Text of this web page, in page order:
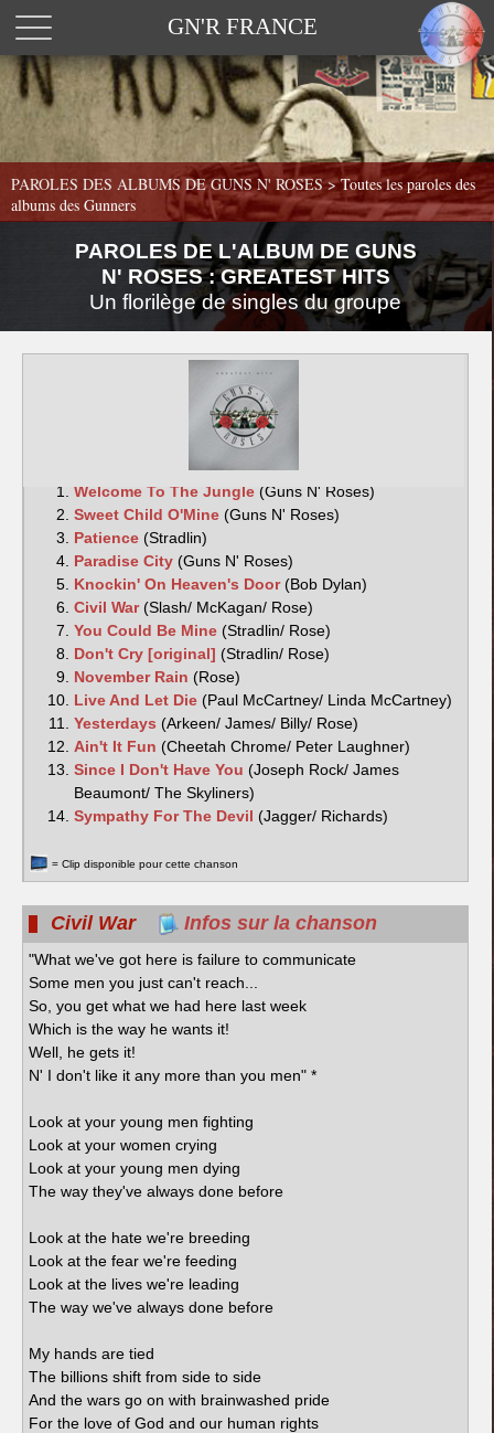
GN'R FRANCE
PAROLES DES ALBUMS DE GUNS N' ROSES >Toutes les paroles des
albums des Gunners
PAROLES DE L'ALBUM DE GUNS
N' ROSES : GREATEST HITS
Un florilège de singles du groupe
Welcome To The Jungle(Guns N' Roses)
Sweet Child O'Mine(Guns N' Roses)
Patience(Stradlin)
Paradise City(Guns N' Roses)
Knockin' On Heaven's Door(Bob Dylan)
Civil War(Slash/ McKagan/ Rose)
You Could Be Mine(Stradlin/ Rose)
Don't Cry [original](Stradlin/ Rose)
November Rain(Rose)
Live And Let Die(Paul McCartney/ Linda McCartney)
Yesterdays(Arkeen/ James/ Billy/ Rose)
Ain't It Fun(Cheetah Chrome/ Peter Laughner)
Since I Don't Have You(Joseph Rock/ James
Beaumont/ The Skyliners)
Sympathy For The Devil(Jagger/ Richards)
= Clip disponible pour cette chanson
Civil War Infos sur la chanson
"What we've got here is failure to communicate
Some men you just can't reach...
So, you get what we had here last week
Which is the way he wants it!
Well, he gets it!
N' I don't like it any more than you men" *
Look at your young men fighting
Look at your women crying
Look at your young men dying
The way they've always done before
Look at the hate we're breeding
Look at the fear we're feeding
Look at the lives we're leading
The way we've always done before
My hands are tied
The billions shift from side to side
And the wars go on with brainwashed pride
For the love of God and our human rights